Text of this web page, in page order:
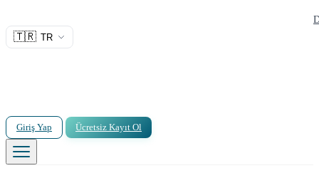
🇹🇷 TR
Giriş Yap Ücretsiz Kayıt Ol